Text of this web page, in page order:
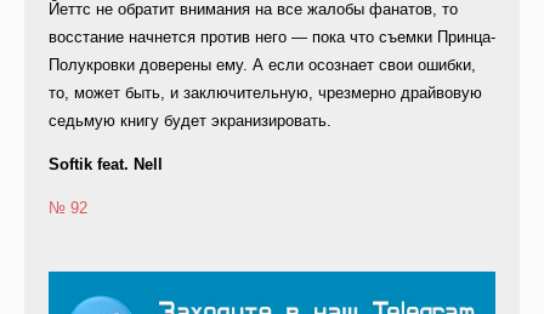
Йеттс не обратит внимания на все жалобы фанатов, то
восстание начнется против него — пока что съемки Принца-
Полукровки доверены ему. А если осознает свои ошибки,
то, может быть, и заключительную, чрезмерно драйвовую
седьмую книгу будет экранизировать.
Softik feat. Nell
№ 92